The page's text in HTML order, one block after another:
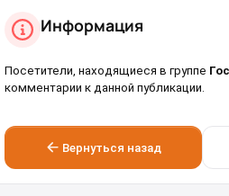
Информация
Посетители, находящиеся в группе
комментарии к данной публикации.
Вернуться назад